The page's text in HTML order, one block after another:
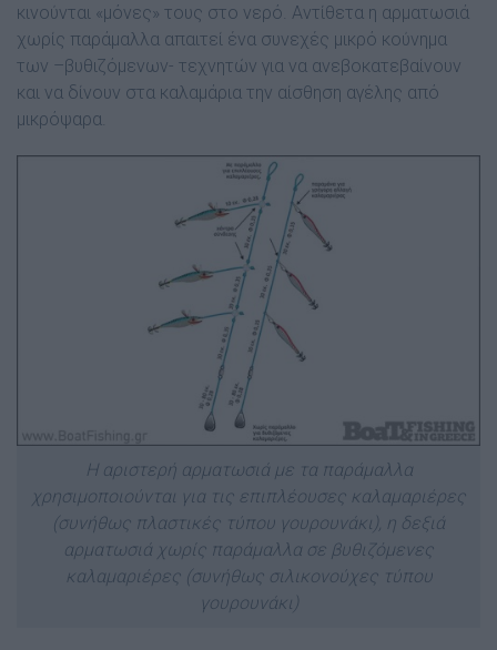
κινούνται «μόνες» τους στο νερό. Αντίθετα η αρματωσιά
χωρίς παράμαλλα απαιτεί ένα συνεχές μικρό κούνημα
των –βυθιζόμενων- τεχνητών για να ανεβοκατεβαίνουν
και να δίνουν στα καλαμάρια την αίσθηση αγέλης από
μικρόψαρα.
Η αριστερή αρματωσιά με τα παράμαλλα
χρησιμοποιούνται για τις επιπλέουσες καλαμαριέρες
(συνήθως πλαστικές τύπου γουρουνάκι), η δεξιά
αρματωσιά χωρίς παράμαλλα σε βυθιζόμενες
καλαμαριέρες (συνήθως σιλικονούχες τύπου
γουρουνάκι)